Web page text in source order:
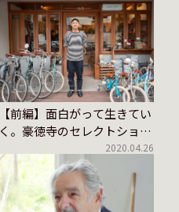
【前編】面白がって生きてい
く。豪徳寺のセレクトショッ
プ「niente」をタドる2020.04.26